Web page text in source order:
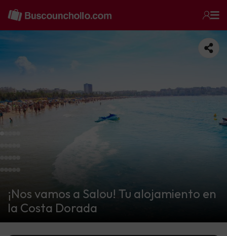
¡Nos vamos a Salou! Tu alojamiento en
la Costa Dorada